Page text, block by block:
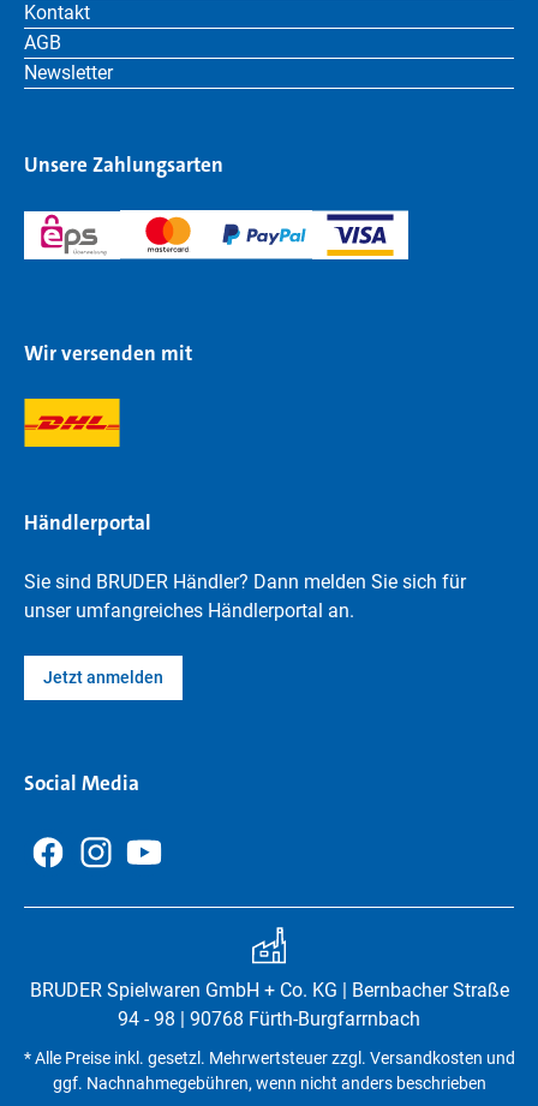
Kontakt
AGB
Newsletter
Unsere Zahlungsarten
Wir versenden mit
Händlerportal
Sie sind BRUDER Händler? Dann melden Sie sich für
unser umfangreiches Händlerportal an.
Jetzt anmelden
Social Media
BRUDER Spielwaren GmbH + Co. KG | Bernbacher Straße
94 - 98 | 90768 Fürth-Burgfarrnbach
* Alle Preise inkl. gesetzl. Mehrwertsteuer zzgl. Versandkosten und
ggf. Nachnahmegebühren, wenn nicht anders beschrieben